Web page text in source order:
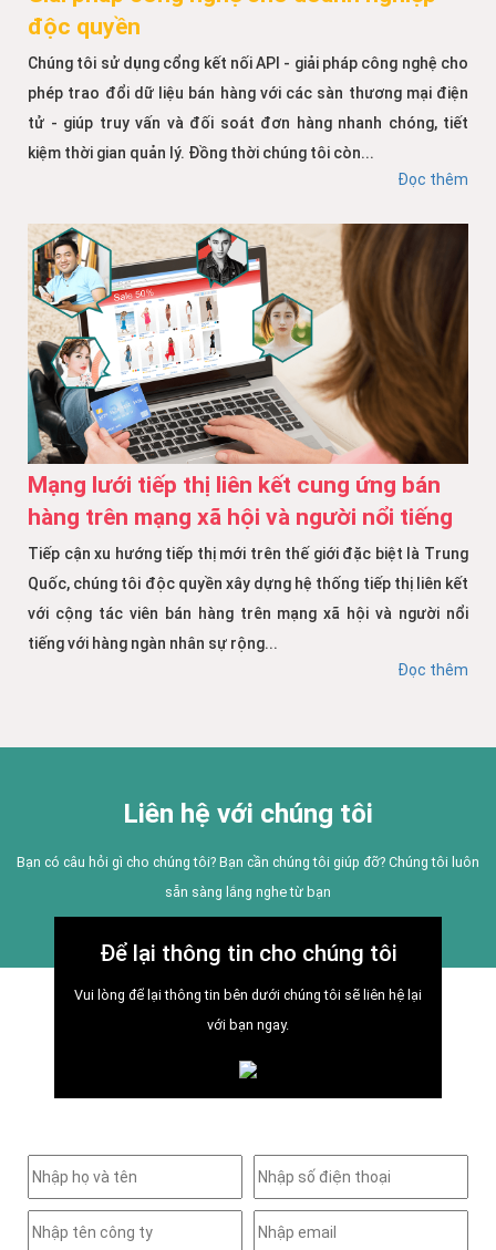
độc quyền
Chúng tôi sử dụng cổng kết nối API - giải pháp công nghệ cho
phép trao đổi dữ liệu bán hàng với các sàn thương mại điện
tử - giúp truy vấn và đối soát đơn hàng nhanh chóng, tiết
kiệm thời gian quản lý. Đồng thời chúng tôi còn...
Đọc thêm
Mạng lưới tiếp thị liên kết cung ứng bán
hàng trên mạng xã hội và người nổi tiếng
Tiếp cận xu hướng tiếp thị mới trên thế giới đặc biệt là Trung
Quốc, chúng tôi độc quyền xây dựng hệ thống tiếp thị liên kết
với cộng tác viên bán hàng trên mạng xã hội và người nổi
tiếng với hàng ngàn nhân sự rộng...
Đọc thêm
Liên hệ với chúng tôi
Bạn có câu hỏi gì cho chúng tôi? Bạn cần chúng tôi giúp đỡ? Chúng tôi luôn
sẵn sàng lắng nghe từ bạn
Để lại thông tin cho chúng tôi
Vui lòng để lại thông tin bên dưới chúng tôi sẽ liên hệ lại
với bạn ngay.